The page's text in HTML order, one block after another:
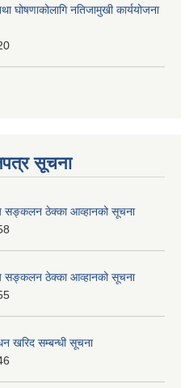
घोषणाकोलागि नतिजामुखी कार्ययोजना
सूचना
सङ्कलन ठेक्का आव्हानको सूचना
सङ्कलन ठेक्का आव्हानको सूचना
खरिद सम्बन्धी सूचना